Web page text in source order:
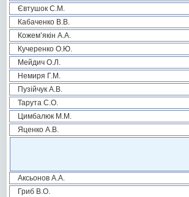
Євтушок С.М.
Кабаченко В.В.
Кожем’якін А.А.
Кучеренко О.Ю.
Мейдич О.Л.
Немиря Г.М.
Пузійчук А.В.
Тарута С.О.
Цимбалюк М.М.
Яценко А.В.
Аксьонов А.А.
Гриб В.О.